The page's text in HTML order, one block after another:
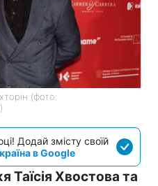
(фото:
Додай змісту своїй
в Google
Хвостова та